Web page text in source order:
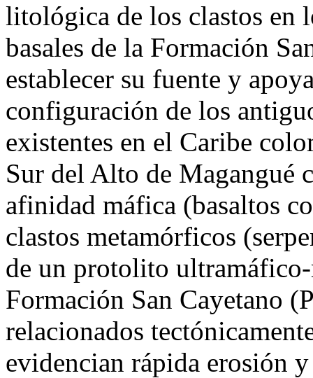
litológica de los clastos en
basales de la Formación
establecer su fuente y
configuración de los
existentes en el Caribe
Sur del Alto de Magangué
afinidad máfica (basaltos
clastos metamórficos
de un protolito
Formación San Cayetano
relacionados
evidencian rápida erosión